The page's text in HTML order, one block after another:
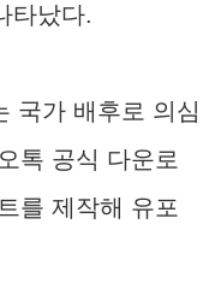
타났다.
국가 배후로 의심
톡 공식 다운로
를 제작해 유포